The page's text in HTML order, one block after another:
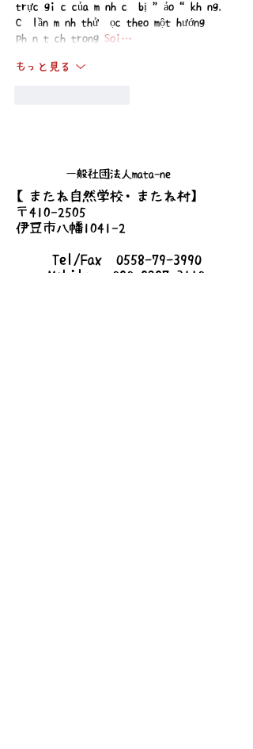
trực giác của mình có bị “ảo” không.
Có lần mình thử đọc theo một hướng
phân tích trong Soi…
もっと見る
一般社団法人mata-ne
【またね自然学校・またね村】
〒410-2505
伊豆市八幡1041-2
Tel/Fax0558-79-3990
Mobile
090-9297-3110